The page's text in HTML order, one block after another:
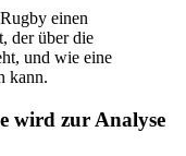
einen
der über die
und wie eine
kann.
wird zur Analyse